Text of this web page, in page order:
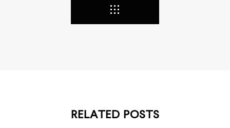
RELATED POSTS